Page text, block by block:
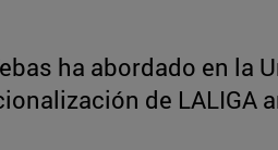
ha abordado en la
de LALIGA